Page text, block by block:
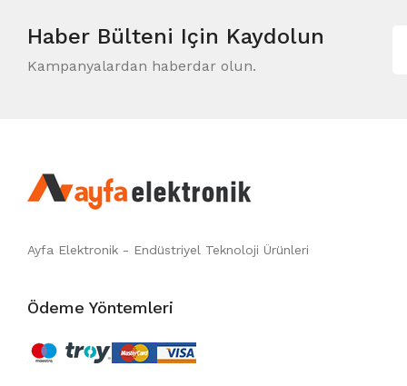
Haber Bülteni Için Kaydolun
Kampanyalardan haberdar olun.
Ayfa Elektronik - Endüstriyel Teknoloji Ürünleri
Ödeme Yöntemleri